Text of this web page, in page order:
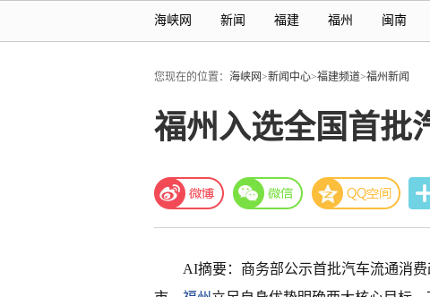
海峡网 新闻 福建 福州 闽南
您现在的位置： 海峡网>新闻中心>福建频道>福州新闻
福州入选全国首批
AI摘要：商务部公示首批汽车流通消费